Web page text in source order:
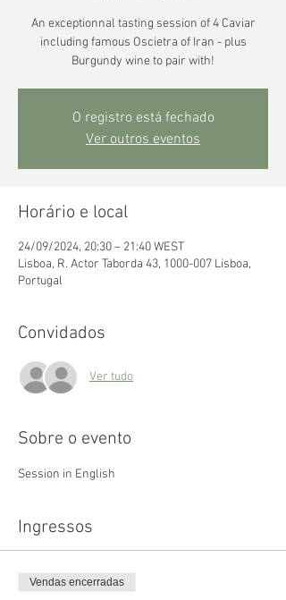
An exceptionnal tasting session of 4 Caviar
including famous Oscietra of Iran - plus
Burgundy wine to pair with!
O registro está fechado
Ver outros eventos
Horário e local
24/09/2024, 20:30 – 21:40 WEST
Lisboa, R. Actor Taborda 43, 1000-007 Lisboa,
Portugal
Convidados
Ver tudo
Sobre o evento
Session in English
Ingressos
Vendas encerradas